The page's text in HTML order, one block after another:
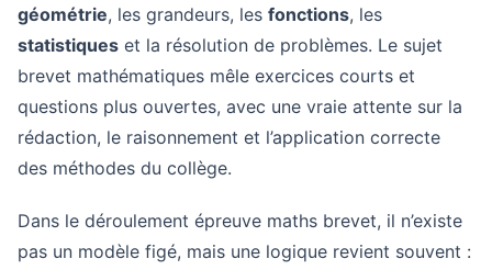
géométrie, les grandeurs, les fonctions, les
statistiques et la résolution de problèmes. Le sujet
brevet mathématiques mêle exercices courts et
questions plus ouvertes, avec une vraie attente sur la
rédaction, le raisonnement et l’application correcte
des méthodes du collège.
Dans le déroulement épreuve maths brevet, il n’existe
pas un modèle figé, mais une logique revient souvent :